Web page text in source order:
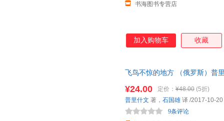
书海图书专营店
加入购物车 收藏
飞鸟不惊的地方 （俄罗斯）普
¥24.00 定价： ¥48.00 (5折)
9条评论
普里什文 著， 石国雄 译 /2017-10-20